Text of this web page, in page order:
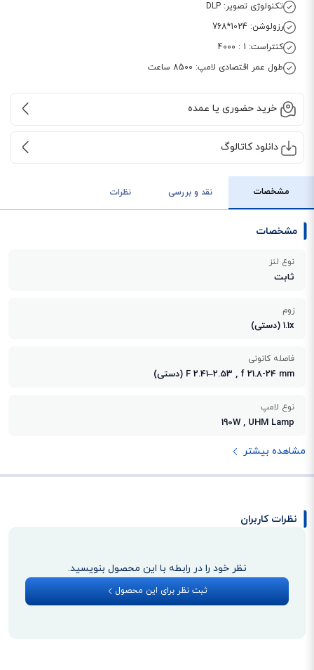
تکنولوژی تصویر: DLP
رزولوشن: 1024*768
کنتراست: 1 : 4000
طول عمر اقتصادی لامپ: 8500 ساعت
خرید حضوری یا عمده
دانلود کاتالوگ
مشخصات نقد و بررسی نظرات
مشخصات
نوع لنز
ثابت
زوم
1.1x (دستی)
فاصله کانونی
F 2.41–2.53 , f 21.8-24 mm (دستی)
نوع لامپ
190W , UHM Lamp
مشاهده بیشتر
نظرات کاربران
نظر خود را در رابطه با این محصول بنویسید.
ثبت نظر برای این محصول